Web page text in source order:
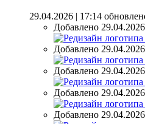
29.04.2026 | 17:14
Добавлено
Добавлено
Добавлено
Добавлено
Добавлено